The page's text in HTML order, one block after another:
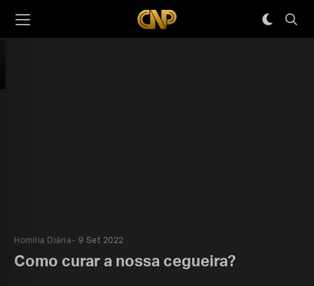
Homilia Diária 9 Set 2022
Como curar a nossa cegueira?